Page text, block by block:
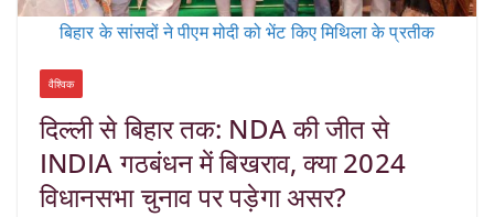
बिहार के सांसदों ने पीएम मोदी को भेंट किए मिथिला के प्रतीक
वैश्विक
दिल्ली से बिहार तक: NDA की जीत से
INDIA गठबंधन में बिखराव, क्या 2024
विधानसभा चुनाव पर पड़ेगा असर?